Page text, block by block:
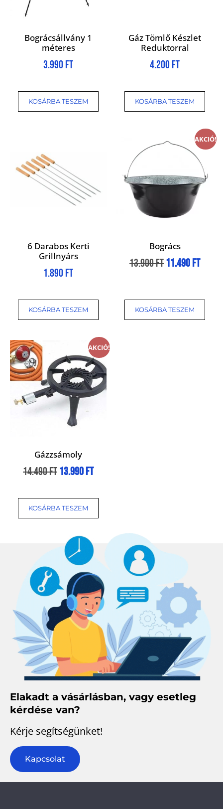
Bográcsállvány 1
méteres
3.990 Ft
KOSÁRBA TESZEM
Gáz Tömlő Készlet
Reduktorral
4.200 Ft
KOSÁRBA TESZEM
6 Darabos Kerti
Grillnyárs
1.890 Ft
KOSÁRBA TESZEM
AKCIÓ!
Bogrács
13.900Ft11.490Ft
KOSÁRBA TESZEM
AKCIÓ!
Gázzsámoly
14.490Ft13.990Ft
KOSÁRBA TESZEM
Elakadt a vásárlásban, vagy esetleg
kérdése van?
Kérje segítségünket!
Kapcsolat